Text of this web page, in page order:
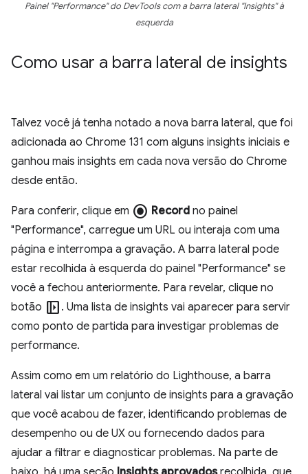
Painel "Performance" do DevTools com a barra lateral "Insights" à
esquerda
Como usar a barra lateral de insights
Talvez você já tenha notado a nova barra lateral, que foi
adicionada ao Chrome 131 com alguns insights iniciais e
ganhou mais insights em cada nova versão do Chrome
desde então.
Para conferir, clique em radio_button_checked Record no painel
"Performance", carregue um URL ou interaja com uma
página e interrompa a gravação. A barra lateral pode
estar recolhida à esquerda do painel "Performance" se
você a fechou anteriormente. Para revelar, clique no
botão left_panel_open . Uma lista de insights vai aparecer para servir
como ponto de partida para investigar problemas de
performance.
Assim como em um relatório do Lighthouse, a barra
lateral vai listar um conjunto de insights para a gravação
que você acabou de fazer, identificando problemas de
desempenho ou de UX ou fornecendo dados para
ajudar a filtrar e diagnosticar problemas. Na parte de